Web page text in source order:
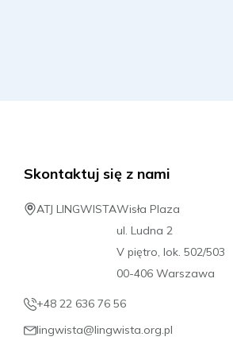
19.10.2026 -
19.10.2026 -
26.10.2026 -
Skontaktuj się z nami
ATJ LINGWISTAWisła Plaza
ul. Ludna 2
V piętro, lok. 502/503
00-406 Warszawa
+48 22 636 76 56
lingwista@lingwista.org.pl